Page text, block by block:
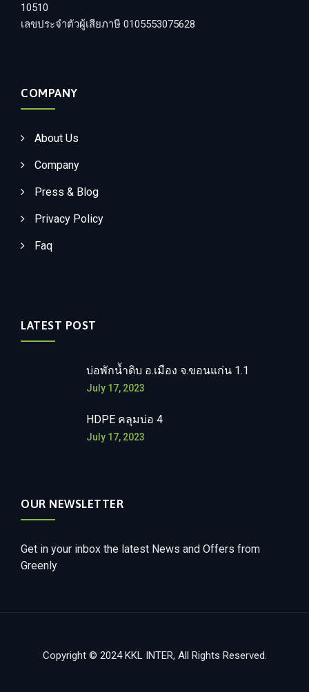
10510
เลขประจำตัวผู้เสียภาษี 0105553075628
COMPANY
About Us
Company
Press & Blog
Privacy Policy
Faq
LATEST POST
บ่อพักน้ำดิบ อ.เมือง จ.ขอนแก่น 1.1
July 17, 2023
HDPE คลุมบ่อ 4
July 17, 2023
OUR NEWSLETTER
Get in your inbox the latest News and Offers from
Greenly
Copyright © 2024 KKL INTER, All Rights Reserved.